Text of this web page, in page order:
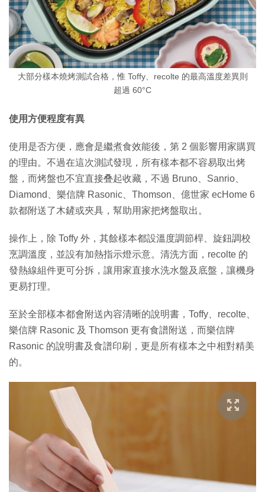
大部分樣本燒烤測試合格，惟 Toffy、recolte 的最高溫度差異則
超過 60°C
使用方便程度有異
使用是否方便，應會是繼煮食效能後，第 2 個影響用家購買
的理由。不過在這次測試發現，所有樣本都不容易取出烤
盤，而烤盤也不宜直接叠起收藏，不過 Bruno、Sanrio、
Diamond、樂信牌 Rasonic、Thomson、億世家 ecHome 6
款都附送了木鏟或夾具，幫助用家把烤盤取出。
操作上，除 Toffy 外，其餘樣本都設溫度調節桿、旋鈕調校
烹調溫度，並設有加熱指示燈示意。清洗方面，recolte 的
發熱線組件更可分拆，讓用家直接水洗水盤及底盤，讓機身
更易打理。
至於全部樣本都會附送內容清晰的說明書，Toffy、recolte、
樂信牌 Rasonic 及 Thomson 更有食譜附送，而樂信牌
Rasonic 的說明書及食譜印刷，更是所有樣本之中相對精美
的。